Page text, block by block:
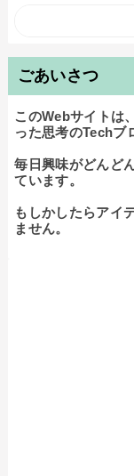
ごあいさつ
このWebサイトは
った思考のTechブ
毎日興味がどんど
ています。
もしかしたらアイ
ません。